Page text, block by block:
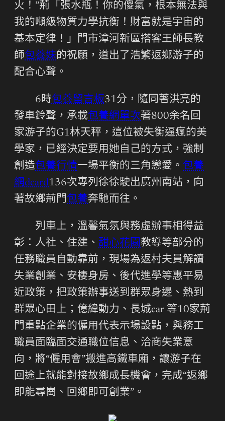
火！”荊「張水瓶！你的傻氣，根本無法與
我的噸級物質力學抗衡！財富就是宇宙的
基本定律！」門市漳河新區搭客王師長教
師包養妹的祝願，道出了浩繁返鄉游子的
配合心聲。
6時包養留言板31分，隨同著洪亮的
發車鈴聲，承載包養網單次著800余名回
家游子的G1林天秤，這位被失衡逼瘋的美
學家，已經決定要用她自己的方式，強制
創造包養行情一場平衡的三角戀愛。 包養
網dcard136次專列徐徐駛出廣州南站，向
著故鄉荊門包養奔馳而往。
列車上，溫馨氣氛與務虛辦事相得益
彰：人社、住建、 甜心花園教導等部分的
任務職員自動靠前，現場為返村夫員解讀
失業創業、安棲身房、後代進學等惠平易
近政策，把政策辦事送到群眾身邊、熱到
群眾心田上；億緯動力、長城car 等10家荊
門重點企業的僱用代表示場設點，與務工
職員面臨面交通職位信息、洽商失業意
向，將“僱用會”搬進高鐵車廂，讓游子在
回途上就能對接故鄉成長機會，完成“返鄉
即能尋崗、回鄉即可創業”。